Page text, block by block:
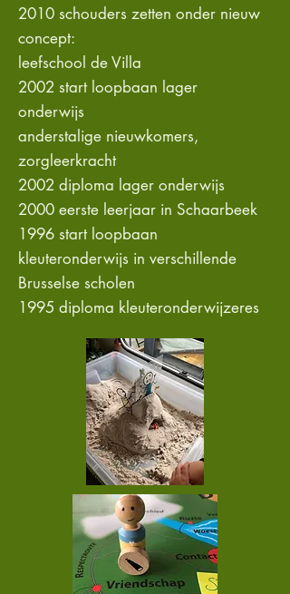
2010 schouders zetten onder nieuw
concept:
leefschool de Villa
2002 start loopbaan lager
onderwijs
anderstalige nieuwkomers,
zorgleerkracht
2002 diploma lager onderwijs
2000 eerste leerjaar in Schaarbeek
1996 start loopbaan
kleuteronderwijs in verschillende
Brusselse scholen
1995 diploma kleuteronderwijzeres